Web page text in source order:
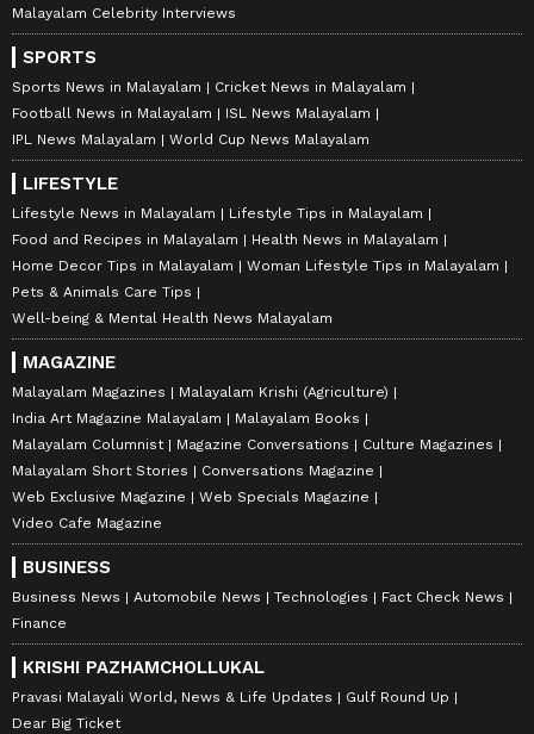
Malayalam Celebrity Interviews
SPORTS
Sports News in Malayalam
Cricket News in Malayalam
Football News in Malayalam
ISL News Malayalam
IPL News Malayalam
World Cup News Malayalam
LIFESTYLE
Lifestyle News in Malayalam
Lifestyle Tips in Malayalam
Food and Recipes in Malayalam
Health News in Malayalam
Home Decor Tips in Malayalam
Woman Lifestyle Tips in Malayalam
Pets & Animals Care Tips
Well-being & Mental Health News Malayalam
MAGAZINE
Malayalam Magazines
Malayalam Krishi (Agriculture)
India Art Magazine Malayalam
Malayalam Books
Malayalam Columnist
Magazine Conversations
Culture Magazines
Malayalam Short Stories
Conversations Magazine
Web Exclusive Magazine
Web Specials Magazine
Video Cafe Magazine
BUSINESS
Business News Automobile News Technologies
Fact Check News
Finance
KRISHI PAZHAMCHOLLUKAL
Pravasi Malayali World, News & Life Updates
Gulf Round Up
Dear Big Ticket